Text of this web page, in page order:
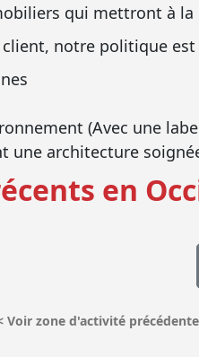
qui mettront à
notre politique
(Avec une
une architecture
en
Voir zone d'activité précédente